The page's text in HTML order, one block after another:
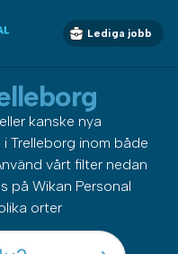
Lediga jobb
kanske nya
i Trelleborg inom både
vårt filter nedan
på Wikan Personal
orter